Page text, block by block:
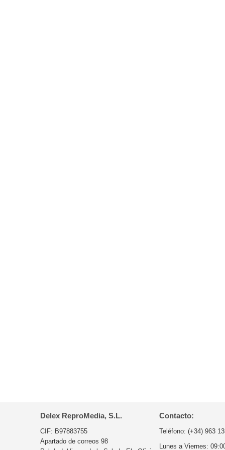
Delex ReproMedia, S.L.
CIF: B97883755
Apartado de correos 98
Contacto:
Teléfono: (+34) 963
Lunes a Viernes: